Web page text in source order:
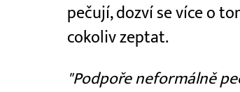
pečují, dozví se více o
cokoliv zeptat.
"Podpoře neformálně